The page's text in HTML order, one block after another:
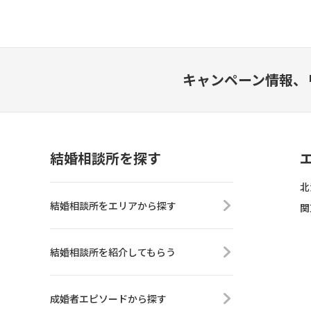
キャンペーン情報、
結婚相談所を探す
結婚相談所をエリアから探す
結婚相談所を紹介してもらう
成婚者エピソードから探す